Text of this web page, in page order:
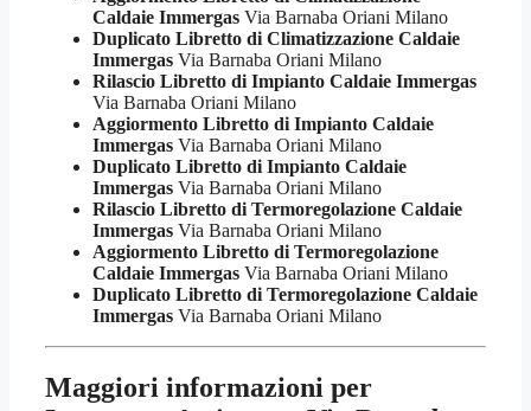
Caldaie Immergas Via Barnaba Oriani Milano
Duplicato Libretto di Climatizzazione Caldaie
Immergas Via Barnaba Oriani Milano
Rilascio Libretto di Impianto Caldaie Immergas
Via Barnaba Oriani Milano
Aggiormento Libretto di Impianto Caldaie
Immergas Via Barnaba Oriani Milano
Duplicato Libretto di Impianto Caldaie
Immergas Via Barnaba Oriani Milano
Rilascio Libretto di Termoregolazione Caldaie
Immergas Via Barnaba Oriani Milano
Aggiormento Libretto di Termoregolazione
Caldaie Immergas Via Barnaba Oriani Milano
Duplicato Libretto di Termoregolazione Caldaie
Immergas Via Barnaba Oriani Milano
Maggiori informazioni per